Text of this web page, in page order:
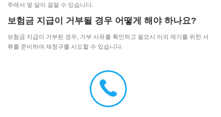
주에서 몇 달이 걸릴 수 있습니다.
보험금 지급이 거부될 경우 어떻게 해야 하나요?
보험금 지급이 거부된 경우, 거부 사유를 확인하고 필요시 이의 제기를 위한 서
류를 준비하여 재청구를 시도할 수 있습니다.